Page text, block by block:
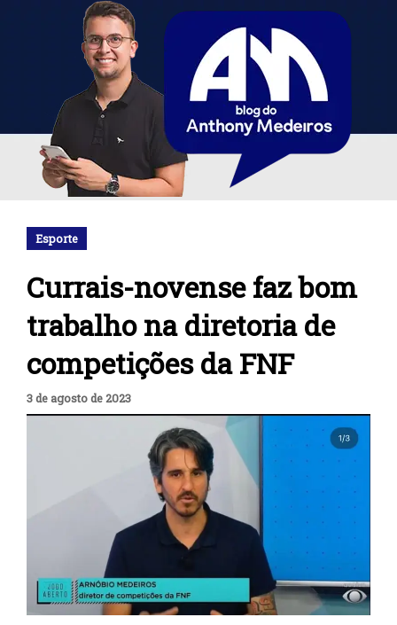
Esporte
Currais-novense faz bom
trabalho na diretoria de
competições da FNF
3 de agosto de 2023